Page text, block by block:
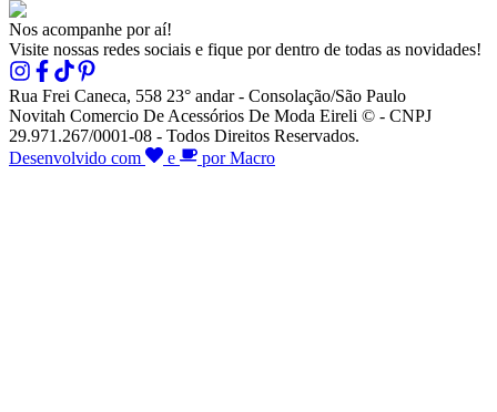
Nos acompanhe por aí!
Visite nossas redes sociais e fique por dentro de todas as novidades!
Rua Frei Caneca, 558 23° andar - Consolação/São Paulo
Novitah Comercio De Acessórios De Moda Eireli © - CNPJ
29.971.267/0001-08 - Todos Direitos Reservados.
Desenvolvido com
e por Macro